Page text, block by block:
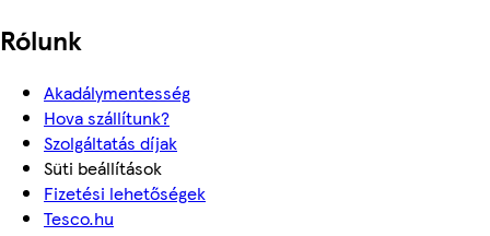
Rólunk
Akadálymentesség
Hova szállítunk?
Szolgáltatás díjak
Süti beállítások
Fizetési lehetőségek
Tesco.hu